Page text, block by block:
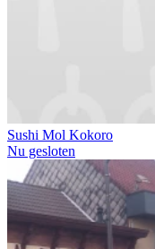
Sushi Mol Kokoro
Nu gesloten